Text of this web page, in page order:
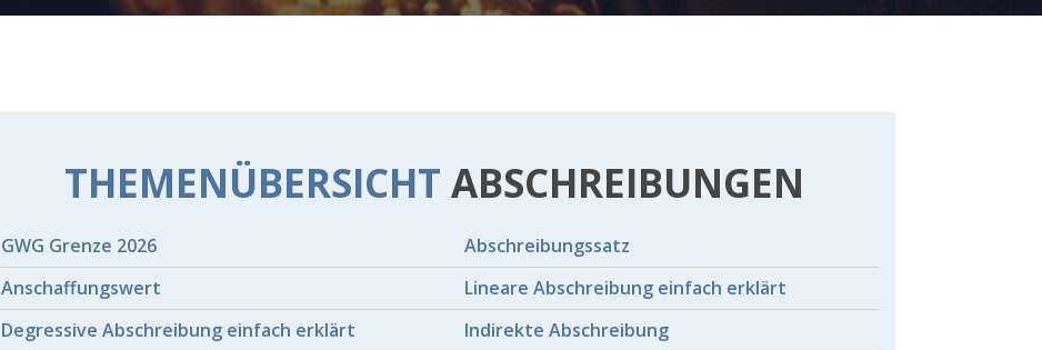
THEMENÜBERSICHT ABSCHREIBUNGEN
GWG Grenze 2026
Abschreibungssatz
Anschaffungswert
Lineare Abschreibung einfach erklärt
Degressive Abschreibung einfach erklärt
Indirekte Abschreibung